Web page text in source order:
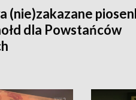
(nie)zakazane
dla Powstańców